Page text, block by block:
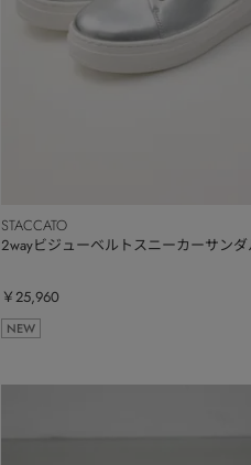
STACCATO
２wayビジューベルトスニーカーサンダ
￥25,960
NEW